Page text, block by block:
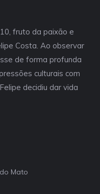
fruto da paixão e
Costa. Ao observar
de forma profunda
culturais com
decidiu dar vida
Mato